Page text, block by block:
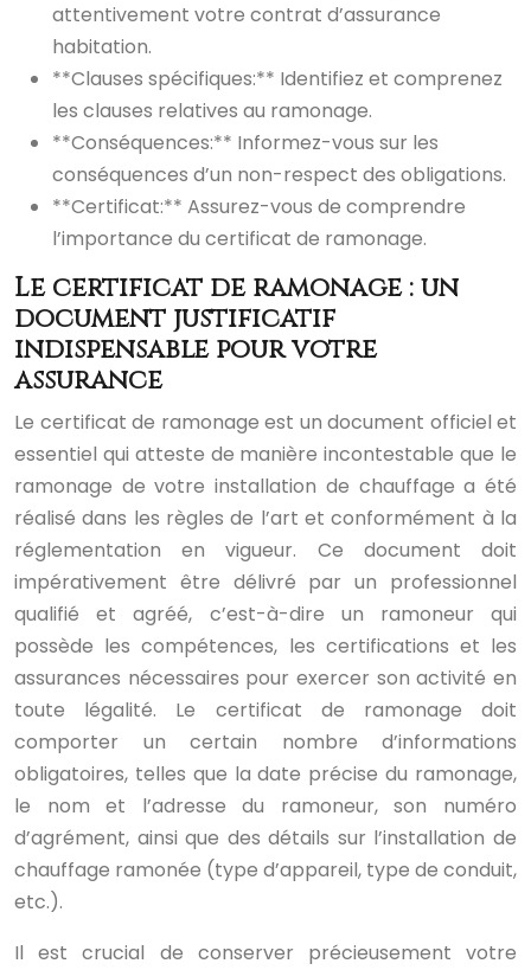
attentivement votre contrat d’assurance
habitation.
**Clauses spécifiques:** Identifiez et comprenez
les clauses relatives au ramonage.
**Conséquences:** Informez-vous sur les
conséquences d’un non-respect des obligations.
**Certificat:** Assurez-vous de comprendre
l’importance du certificat de ramonage.
Le certificat de ramonage : un
document justificatif
indispensable pour votre
assurance
Le certificat de ramonage est un document officiel et
essentiel qui atteste de manière incontestable que le
ramonage de votre installation de chauffage a été
réalisé dans les règles de l’art et conformément à la
réglementation en vigueur. Ce document doit
impérativement être délivré par un professionnel
qualifié et agréé, c’est-à-dire un ramoneur qui
possède les compétences, les certifications et les
assurances nécessaires pour exercer son activité en
toute légalité. Le certificat de ramonage doit
comporter un certain nombre d’informations
obligatoires, telles que la date précise du ramonage,
le nom et l’adresse du ramoneur, son numéro
d’agrément, ainsi que des détails sur l’installation de
chauffage ramonée (type d’appareil, type de conduit,
etc.).
Il est crucial de conserver précieusement votre